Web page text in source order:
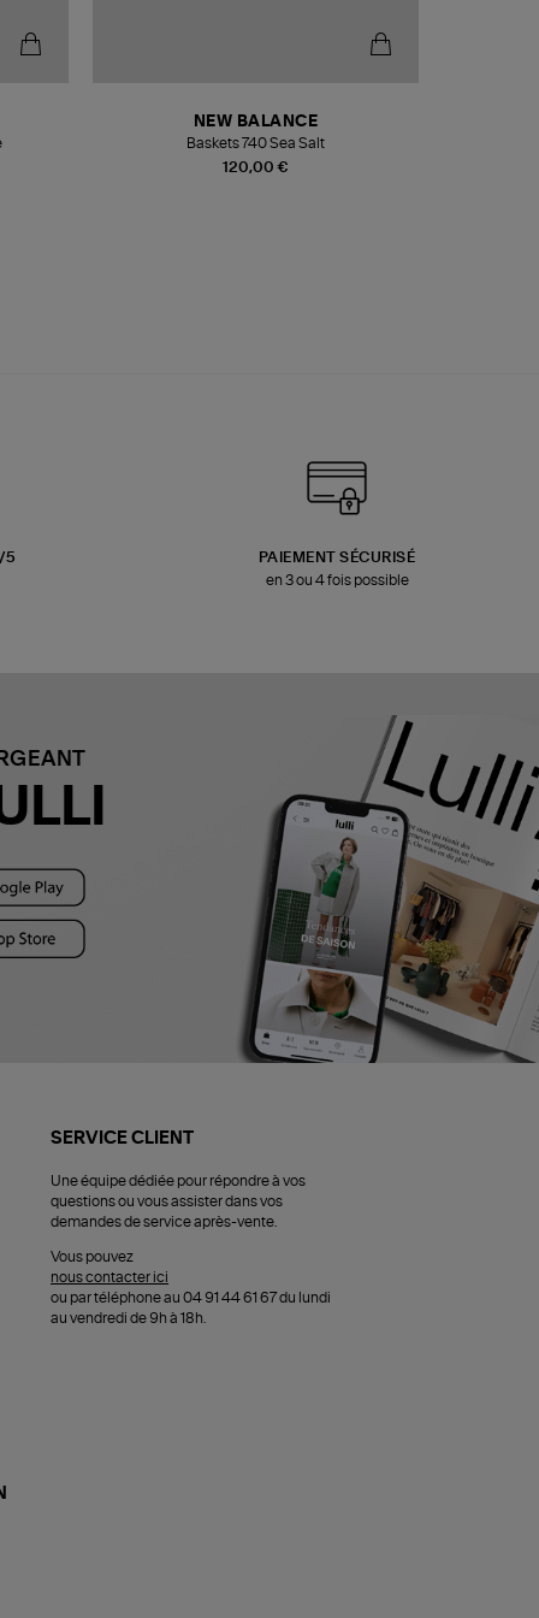
120,00 €
NEW BALANCE
Baskets 740 Sea Salt
5
PAIEMENT SÉCURISÉ
en 3 ou 4 fois possible
SERVICE CLIENT
Une équipe dédiée pour répondre à vos
questions ou vous assister dans vos
demandes de service après-vente.
Vous pouvez
nous contacter ici
ou par téléphone au 04 91 44 61 67 du lundi
au vendredi de 9h à 18h.